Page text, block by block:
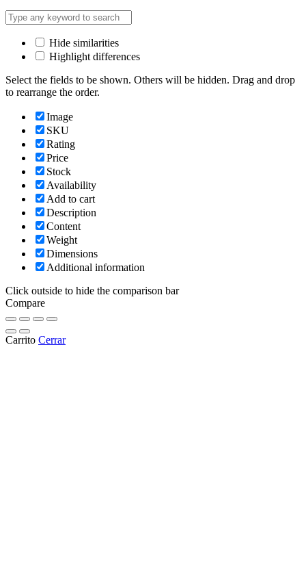
Hide similarities
Highlight differences
Select the fields to be shown. Others will be hidden. Drag and drop
to rearrange the order.
Image
SKU
Rating
Price
Stock
Availability
Add to cart
Description
Content
Weight
Dimensions
Additional information
Click outside to hide the comparison bar
Compare
Carrito Cerrar